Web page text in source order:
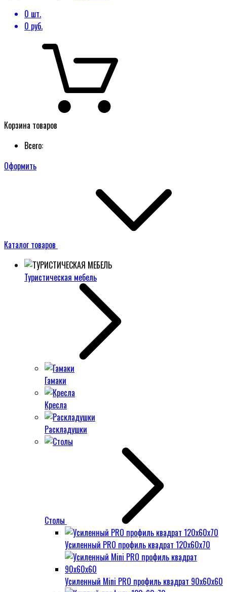
0 шт.
0 руб.
Корзина товаров
Всего:
Оформить
Каталог товаров
Туристическая мебель
Гамаки
Кресла
Раскладушки
Столы
Усиленный PRO профиль квадрат 120х60х70
Усиленный Mini PRO профиль квадрат 90х60х60